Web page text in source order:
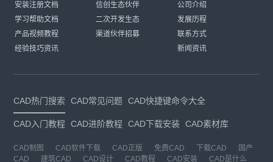
安装注册文档
学习帮助文档
产品视频教程
经验技巧资讯
信创生态伙伴
二次开发生态
渠道伙伴招募
公司介绍
发展历程
联系方式
新闻资讯
CAD热门搜索 CAD常见问题 CAD快捷键命令大全
CAD入门教程 CAD进阶教程 CAD下载安装 CAD素材库
CAD制图 CAD软件下载 CAD正版 免费CAD 下载CAD
国产
CAD
建筑CAD CAD设计 CAD教程 CAD安装
CAD是什么